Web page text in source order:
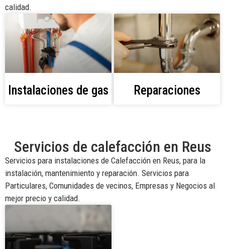
calidad.
Instalaciones de gas Reparaciones
Servicios de calefacción en Reus
Servicios para instalaciones de Calefacción en Reus, para la
instalación, mantenimiento y reparación. Servicios para
Particulares, Comunidades de vecinos, Empresas y Negocios al
mejor precio y calidad.